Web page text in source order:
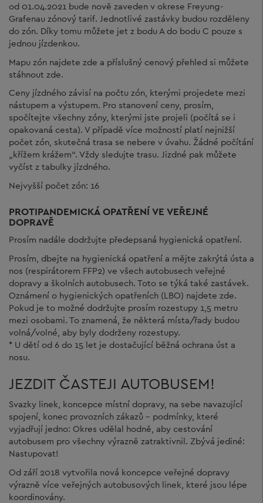
od 01.04.2021 bude nově zaveden v okrese Freyung-
Grafenau zónový tarif. Jednotlivé zastávky budou rozděleny
do zón. Díky tomu můžete jet z bodu A do bodu C pouze s
jednou jízdenkou.
Mapu zón najdete zde a příslušný cenový přehled si můžete
stáhnout zde.
Ceny jízdného závisí na počtu zón, kterými projedete mezi
nástupem a výstupem. Pro stanovení ceny, prosím,
spočítejte všechny zóny, kterými jste projeli (počítá se i
opakovaná cesta). V případě více možností platí nejnižší
počet zón, skutečná trasa se nebere v úvahu. Žádné počítání
„křížem krážem“. Vždy sledujte trasu. Jizdné pak můžete
vyčíst z tabulky jízdného.
Nejvyšší počet zón: 16
PROTIPANDEMICKÁ OPATŘENÍ VE VEŘEJNÉ
DOPRAVĚ
Prosím nadále dodržujte předepsaná hygienická opatření.
Prosím, dbejte na hygienická opatření a mějte zakrýtá ústa a
nos (respirátorem FFP2) ve všech autobusech veřejné
dopravy a školních autobusech. Toto se týká také zastávek.
Oznámení o hygienických opatřeních (LBO) najdete zde.
Pokud je to možné dodržujte prosím rozestupy 1,5 metru
mezi osobami. To znamená, že některá místa/řady budou
volná/volné, aby byly dodrženy rozestupy.
* U dětí od 6 do 15 let je dostačující běžná ochrana úst a
nosu.
JEZDIT ČASTEJI AUTOBUSEM!
Svazky linek, koncepce místní dopravy, na sebe navazující
spojení, konec provozních zákazů - podmínky, které
vyjadřují jedno: Okres udělal hodně, aby cestování
autobusem pro všechny výrazně zatraktivnil. Zbývá jediné:
Nastupovat!
Od září 2018 vytvořila nová koncepce veřejné dopravy
výrazně více veřejných autobusových linek, které jsou lépe
koordinovány.